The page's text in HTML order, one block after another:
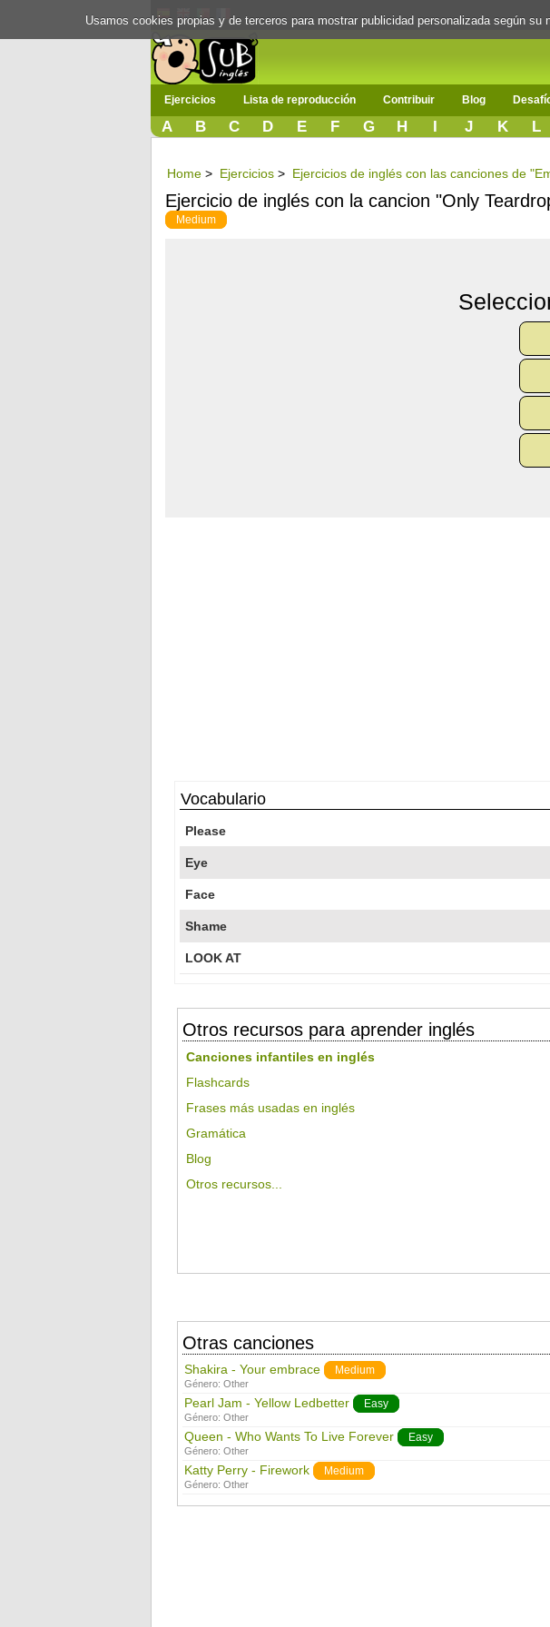
Ejercicios Lista de reproducción Contribuir Blog
A B C D E F G H I J K L
Home > Ejercicios > Ejercicios de inglés con las canciones de
Ejercicio de inglés con la cancion "Only
Medium
Vocabulario
Please
Eye
Face
Shame
LOOK AT
Otros recursos para aprender inglés
Canciones infantiles en inglés
Flashcards
Frases más usadas en inglés
Gramática
Blog
Otros recursos...
Otras canciones
Shakira - Your embrace Medium
Género: Other
Pearl Jam - Yellow Ledbetter Easy
Género: Other
Queen - Who Wants To Live Forever Easy
Género: Other
Katty Perry - Firework Medium
Género: Other
Usamos cookies propias y de terceros para mostrar publicidad personalizada según